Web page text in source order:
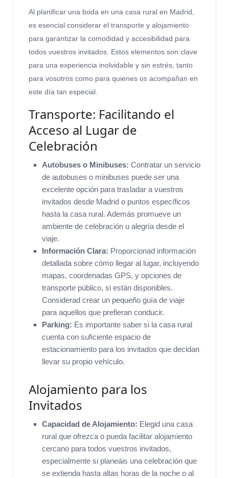
Al planificar una boda en una casa rural en Madrid,
es esencial considerar el transporte y alojamiento
para garantizar la comodidad y accesibilidad para
todos vuestros invitados. Estos elementos son clave
para una experiencia inolvidable y sin estrés, tanto
para vosotros como para quienes os acompañan en
este día tan especial.
Transporte: Facilitando el
Acceso al Lugar de
Celebración
Autobuses o Minibuses: Contratar un servicio
de autobuses o minibuses puede ser una
excelente opción para trasladar a vuestros
invitados desde Madrid o puntos específicos
hasta la casa rural. Además promueve un
ambiente de celebración u alegría desde el
viaje.
Información Clara: Proporcionad información
detallada sobre cómo llegar al lugar, incluyendo
mapas, coordenadas GPS, y opciones de
transporte público, si están disponibles.
Considerad crear un pequeño guía de viaje
para aquellos que prefieran conducir.
Parking: Es importante saber si la casa rural
cuenta con suficiente espacio de
estacionamiento para los invitados que decidan
llevar su propio vehículo.
Alojamiento para los
Invitados
Capacidad de Alojamiento: Elegid una casa
rural que ofrezca o pueda facilitar alojamiento
cercano para todos vuestros invitados,
especialmente si planeáis una celebración que
se extienda hasta altas horas de la noche o al